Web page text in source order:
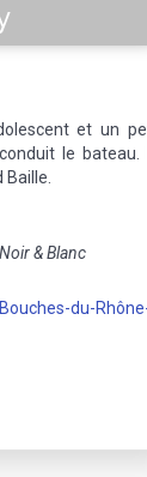
et un
le bateau.
& Blanc
Bouches-du-